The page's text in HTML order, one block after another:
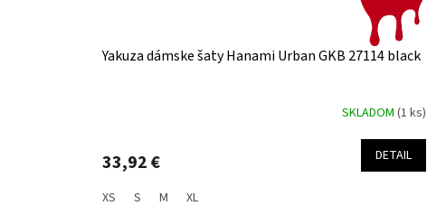
Yakuza dámske šaty Hanami Urban GKB 27114 black
SKLADOM(1 ks)
33,92 € DETAIL
XS S M XL